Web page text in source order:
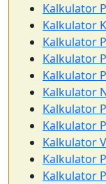
Kalkulator
Kalkulator
Kalkulator
Kalkulator
Kalkulator
Kalkulator
Kalkulator
Kalkulator
Kalkulator
Kalkulator
Kalkulator